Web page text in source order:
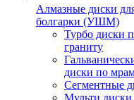
Алмазные диски
болгарки (УШМ)
Турбо диски
граниту
диски по
Сегментные
Мульти диски